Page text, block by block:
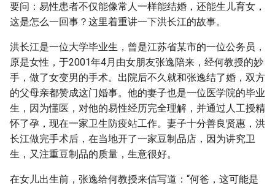
要问：易性患者不仅能像常人一样能结婚，还能生儿育女，
这是怎么一回事？这里着重讲一下洪长江的故事。
洪长江是一位大学毕业生，曾是江苏省某市的一位公务员，
原是女性，于2001年4月由女朋友张逸陪来，经何教授的妙
手，做了女变男的手术。出院后不久就和张逸结了婚，双方
的父母亲都赞成这门婚事。他的妻子也是一位医学院的毕业
生，因为懂医，对他的易性经历完全理解，并通过人工授精
怀了孕，现在一家卫生防疫站工作。妻子十分善良贤惠，洪
长江做完手术后，在当地开了一家豆制品店，因为讲究卫
生，又注重豆制品的质量，生意很好。
在女儿出生前，张逸给何教授来信写道：“何爸，这可能是